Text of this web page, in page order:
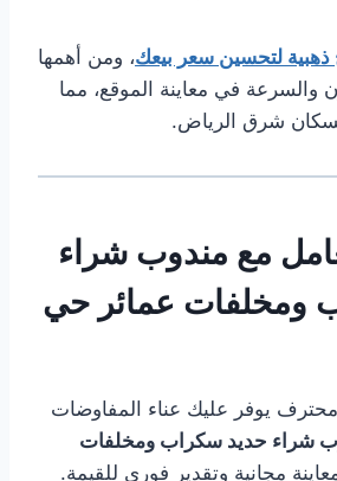
، ومن أهمها
والسرعة في معاينة الموقع، مما
لسكان شرق الرياض.
مع مندوب شراء
ومخلفات عمائر حي
يوفر عليك عناء المفاوضات
شراء حديد سكراب ومخلفات
مجانية وتقدير فوري للقيمة.